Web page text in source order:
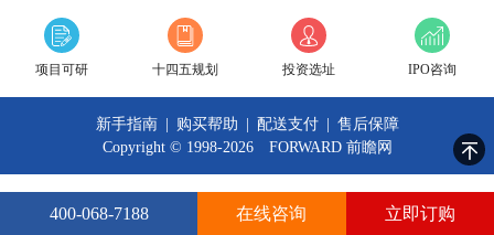
400-068-7188 在线咨询 立即订购
项目可研 十四五规划 投资选址 IPO咨询
新手指南 购买帮助 配送支付
售后保障
Copyright © 1998-2026 FORWARD 前瞻网